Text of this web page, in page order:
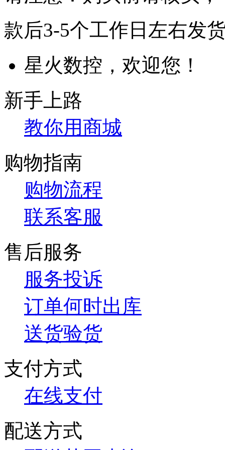
款后3-5个工作日左右发
星火数控，欢迎您！
新手上路
教你用商城
购物指南
购物流程
联系客服
售后服务
服务投诉
订单何时出库
送货验货
支付方式
在线支付
配送方式